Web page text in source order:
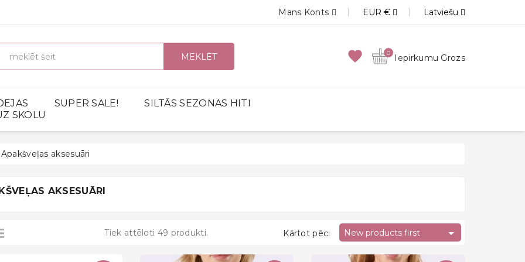
Mans Konts EUR € Latviešu
MEKLĒT favorite 0 Iepirkumu Grozs
SUPER SALE!
SILTĀS SEZONAS HITI
SKOLU
Apakšveļas aksesuāri
AKSESUĀRI
Tiek attēloti 49 produkti. Kārtot pēc: New products first 